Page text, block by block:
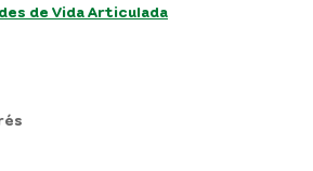
de Vida Articulada